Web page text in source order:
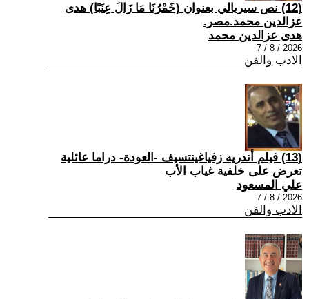
(12) نص سيريالي بعنوان (خَمْرُنَا مَا زَالَ عِنَبًا) هدى
عزالدين محمد.مصر.
هدى عزالدين محمد
2026 / 8 / 7
الادب والفن
(13) فيلم أندريه زفياغينتسيف -العودة- دراما عائلية
تعرض على خلفية غياب الأب
علي المسعود
2026 / 8 / 7
الادب والفن